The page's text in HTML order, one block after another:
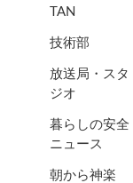
TAN
技術部
放送局・スタ
ジオ
暮らしの安全
ニュース
朝から神楽